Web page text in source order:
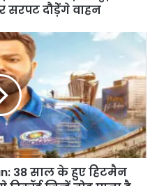
सरपट दौड़ेेंगे वाहन
38 साल के हुए हिटमैन